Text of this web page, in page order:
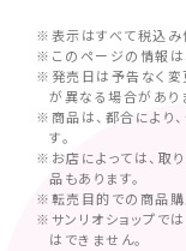
※表示はすべて税込み
※このページの情報は
※発売日は予告なく変
が異なる場合があり
※商品は、都合により
す。
※お店によっては、取
品もあります。
※転売目的での商品購
※サンリオショップで
はできません。